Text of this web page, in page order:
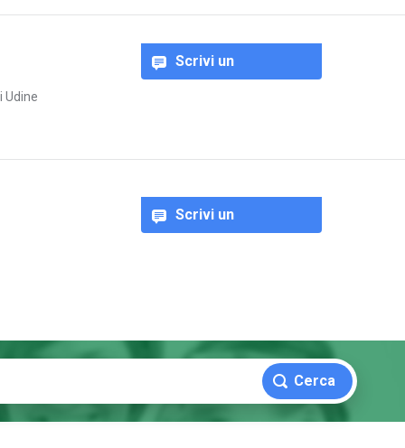
Udine
Scrivi un
Scrivi un
Cerca